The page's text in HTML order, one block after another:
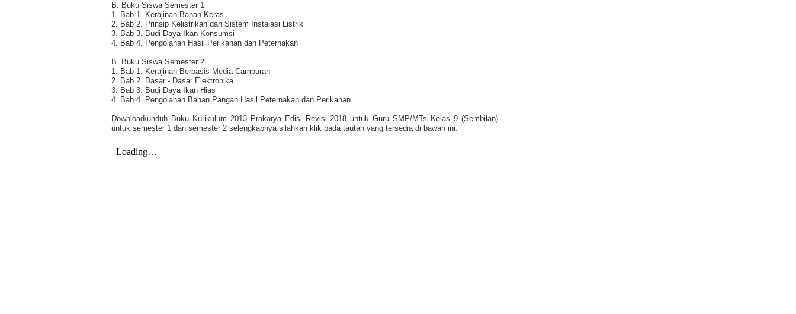
B. Buku Siswa Semester 1
1. Bab 1. Kerajinan Bahan Keras
2. Bab 2. Prinsip Kelistrikan dan Sistem Instalasi Listrik
3. Bab 3. Budi Daya Ikan Konsumsi
4. Bab 4. Pengolahan Hasil Perikanan dan Peternakan
B. Buku Siswa Semester 2
1. Bab 1. Kerajinan Berbasis Media Campuran
2. Bab 2. Dasar - Dasar Elektronika
3. Bab 3. Budi Daya Ikan Hias
4. Bab 4. Pengolahan Bahan Pangan Hasil Peternakan dan Perikanan
Download/unduh Buku Kurikulum 2013 Prakarya Edisi Revisi 2018 untuk Guru SMP/MTs Kelas 9 (Sembilan)
untuk semester 1 dan semester 2 selengkapnya silahkan klik pada tautan yang tersedia di bawah ini: